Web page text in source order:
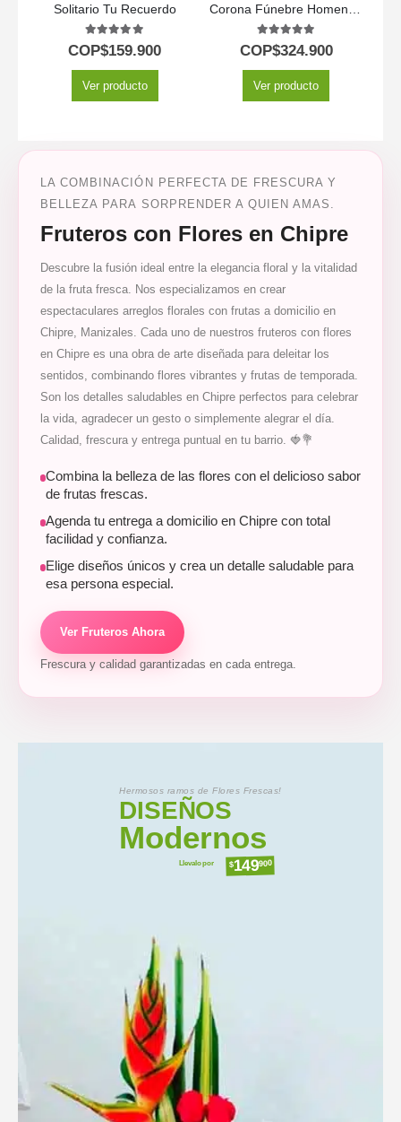
Solitario Tu Recuerdo
5.00out of 5
COP$159.900
Ver producto
5.00out of 5
COP$324.900
Ver producto
LA COMBINACIÓN PERFECTA DE FRESCURA Y
BELLEZA PARA SORPRENDER A QUIEN AMAS.
Fruteros con Flores en Chipre
Descubre la fusión ideal entre la elegancia floral y la vitalidad
de la fruta fresca. Nos especializamos en crear
espectaculares arreglos florales con frutas a domicilio en
Chipre, Manizales. Cada uno de nuestros fruteros con flores
en Chipre es una obra de arte diseñada para deleitar los
sentidos, combinando flores vibrantes y frutas de temporada.
Son los detalles saludables en Chipre perfectos para celebrar
la vida, agradecer un gesto o simplemente alegrar el día.
Calidad, frescura y entrega puntual en tu barrio. 🍓💐
Combina la belleza de las flores con el delicioso sabor
de frutas frescas.
Agenda tu entrega a domicilio en Chipre con total
facilidad y confianza.
Elige diseños únicos y crea un detalle saludable para
esa persona especial.
Ver Fruteros Ahora
Frescura y calidad garantizadas en cada entrega.
Hermosos ramos de Flores Frescas!
DISEÑOS
Modernos
Llevalo por $149900